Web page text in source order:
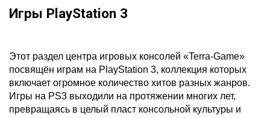
Игры PlayStation 3
Этот раздел центра игровых консолей «Terra-Game»
посвящён играм на PlayStation 3, коллекция которых
включает огромное количество хитов разных жанров.
Игры на PS3 выходили на протяжении многих лет,
превращаясь в целый пласт консольной культуры и